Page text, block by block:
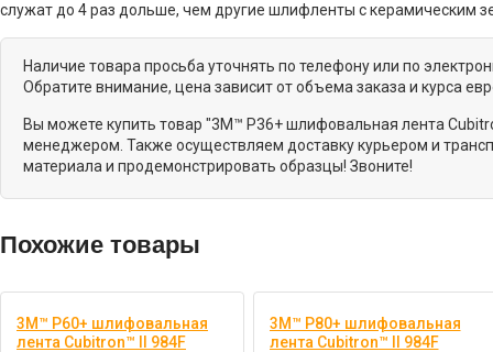
служат до 4 раз дольше, чем другие шлифленты с керамическим
Наличие товара просьба уточнять по телефону или по
Обратите внимание, цена зависит от объема заказа и курса
Вы можете купить товар "3M™ P36+ шлифовальная лента
менеджером. Также осуществляем доставку курьером и
материала и продемонстрировать образцы! Звоните!
Похожие товары
3M™ P60+ шлифовальная
лента Cubitron™ II 984F
3M™ P80+ шлифовальная
лента Cubitron™ II 984F